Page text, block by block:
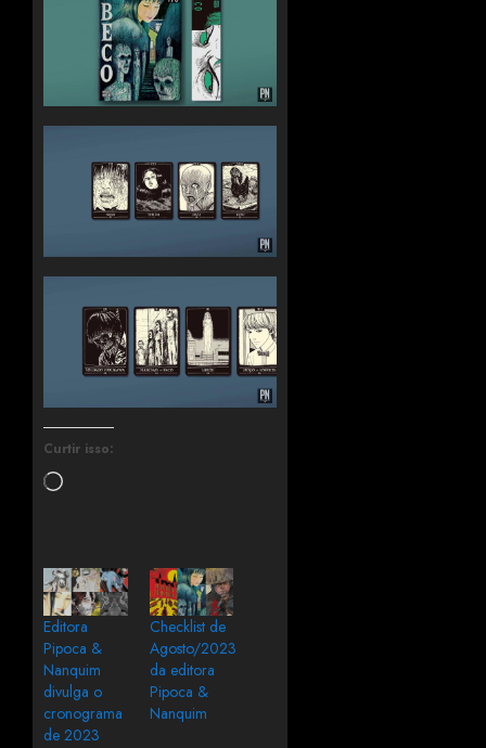
Curtir isso:
Editora
Pipoca &
Nanquim
divulga o
cronograma
de 2023
Checklist de
Agosto/2023
da editora
Pipoca &
Nanquim